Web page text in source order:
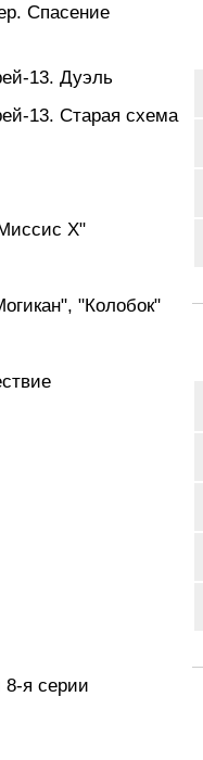
Спасение
13. Дуэль
13. Старая схема
Х"
"Колобок"
я серии